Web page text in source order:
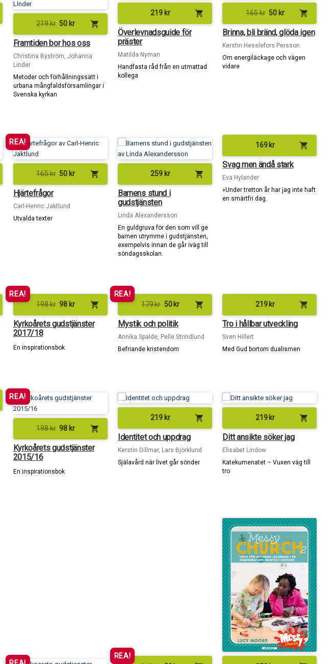
219kr 50 kr shopping_cart
Framtiden bor hos oss
Christina Byström, Johanna
Linder
Metoder och förhållningssätt i
urbana mångfaldsförsamlingar i
Svenska kyrkan
219 kr shopping_cart
Överlevnadsguide för
präster
Matilda Nyman
Handfasta råd från en utmattad
kollega
165kr 50 kr shopping_cart
Brinna, bli bränd, glöda igen
Kerstin Hesslefors Persson
Om energiläckage och vägen
vidare
REA!
165kr 50 kr shopping_cart
Hjärtefrågor
Carl-Henric Jaktlund
Utvalda texter
259 kr shopping_cart
Barnens stund i
gudstjänsten
Linda Alexandersson
En guldgruva för den som vill ge
barnen utrymme i gudstjänsten,
exempelvis innan de går iväg till
söndagsskolan.
169 kr shopping_cart
Svag men ändå stark
Eva Hylander
»Under tretton år har jag inte haft
en smärtfri dag.
REA!
198kr 98 kr shopping_cart
Kyrkoårets gudstjänster
2017/18
En inspirationsbok
REA!
179kr 50 kr shopping_cart
Mystik och politik
Annika Spalde, Pelle Strindlund
Befriande kristendom
219 kr shopping_cart
Tro i hållbar utveckling
Sven Hillert
Med Gud bortom dualismen
REA!
198kr 98 kr shopping_cart
Kyrkoårets gudstjänster
2015/16
En inspirationsbok
219 kr shopping_cart
Identitet och uppdrag
Kerstin Dillmar, Lars Björklund
Själavård när livet går sönder
219 kr shopping_cart
Ditt ansikte söker jag
Elisabet Lindow
Katekumenatet – Vuxen väg till
tro
REA!